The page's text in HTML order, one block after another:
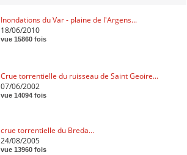
Inondations du Var - plaine de l'Argens...
18/06/2010
vue 15860 fois
Crue torrentielle du ruisseau de Saint Geoire...
07/06/2002
vue 14094 fois
crue torrentielle du Breda...
24/08/2005
vue 13960 fois